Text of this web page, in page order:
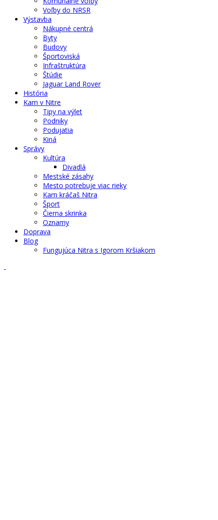
Voľby do NRSR
Výstavba
Nákupné centrá
Byty
Budovy
Športoviská
Infraštruktúra
Štúdie
Jaguar Land Rover
História
Kam v Nitre
Tipy na výlet
Podniky
Podujatia
Kiná
Správy
Kultúra
Divadlá
Mestské zásahy
Mesto potrebuje viac rieky
Kam kráčaš Nitra
Šport
Čierna skrinka
Oznamy
Doprava
Blog
Fungujúca Nitra s Igorom Kršiakom